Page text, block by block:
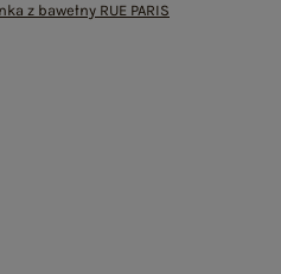
z bawełny RUE PARIS